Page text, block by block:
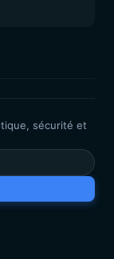
sécurité et